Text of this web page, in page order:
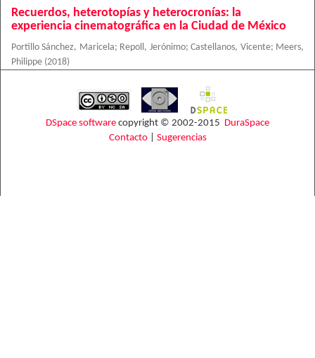
Recuerdos, heterotopías y heterocronías: la
experiencia cinematográfica en la Ciudad de México
Portillo Sánchez, Maricela; Repoll, Jerónimo;Castellanos, Vicente; Meers,
Philippe (2018)
DSpace software copyright © 2002-2015 DuraSpace
Contacto| Sugerencias